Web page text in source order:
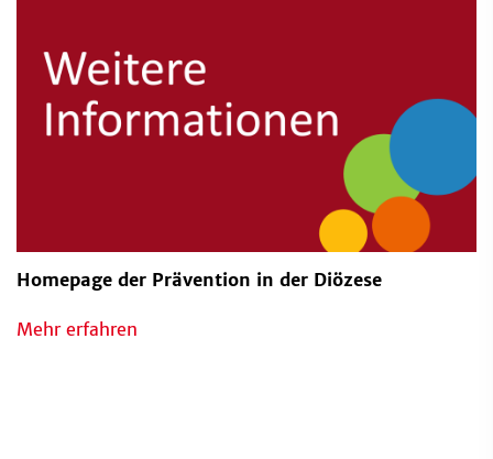
Homepage der Prävention in der Diözese
Mehr erfahren